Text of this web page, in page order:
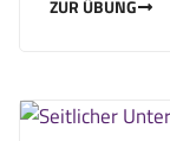
ZUR ÜBUNG